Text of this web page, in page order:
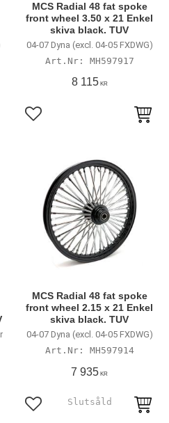
MCS Radial 48 fat spoke
front wheel 3.50 x 21 Enkel
skiva black. TUV
04-07 Dyna (excl. 04-05 FXDWG)
MH597917
8 115KR
Lägg till i favoriter
MCS Radial 48 fat spoke
front wheel 2.15 x 21 Enkel
skiva black. TUV
04-07 Dyna (excl. 04-05 FXDWG)
MH597914
7 935 KR
Lägg till i favoriter